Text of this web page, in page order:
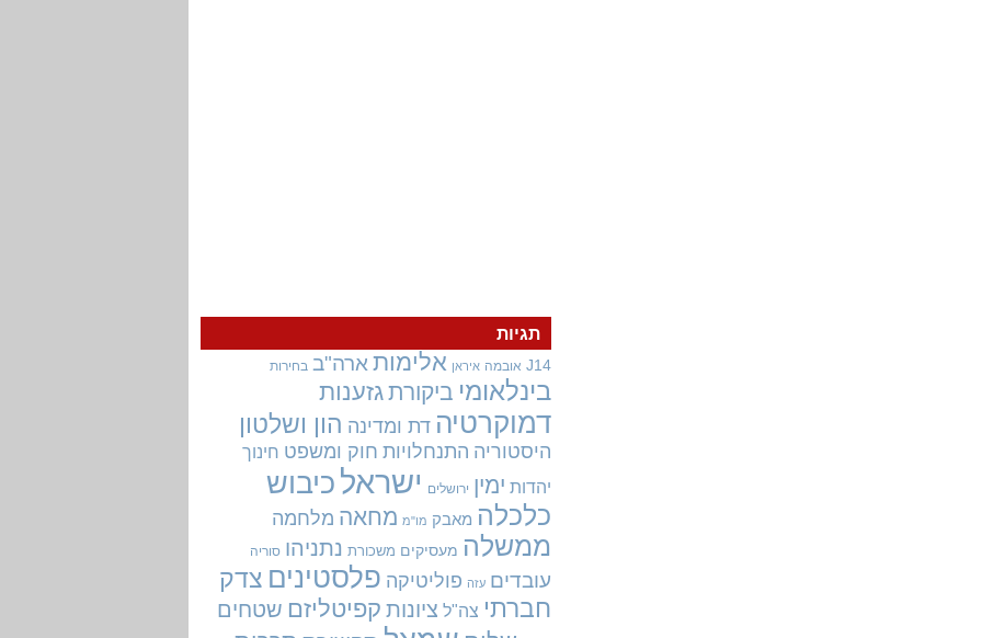
תגיות
J14 אובמה איראן אלימות ארה"ב בחירות
בינלאומי ביקורתגזענות
דמוקרטיה דת ומדינה הון ושלטון
היסטוריה התנחלויות חוק ומשפט חינוך
יהדות ימין ירושלים ישראל כיבוש
כלכלה מאבק מו"מ מחאה מלחמה
ממשלה מעסיקים משכורת נתניהו סוריה
עובדים עזה פוליטיקה פלסטינים צדק
חברתי צה"ל ציונות קפיטליזם שטחים